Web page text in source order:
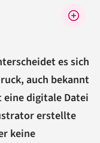
das?
es sich
auch bekannt
digitale Datei
erstellte
keine